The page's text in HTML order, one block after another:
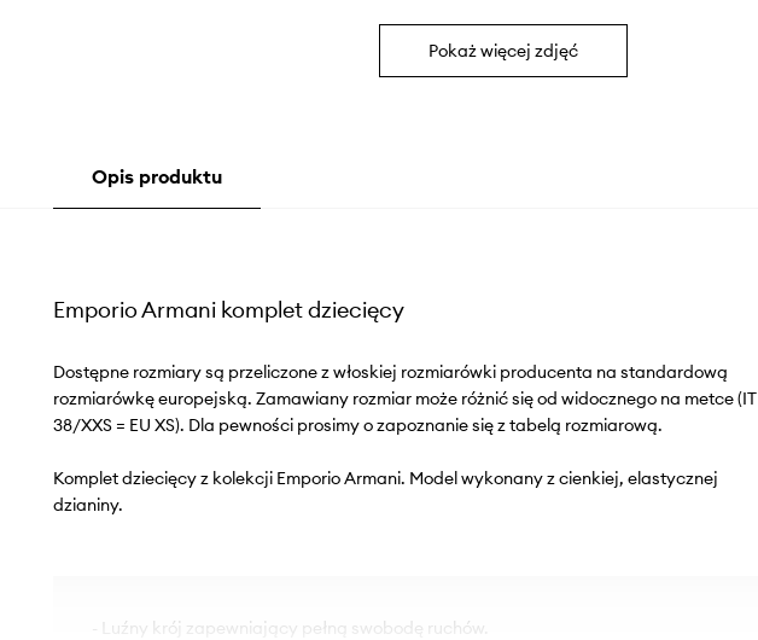
Pokaż więcej zdjęć
Opis produktu
Emporio Armani komplet dziecięcy
Dostępne rozmiary są przeliczone z włoskiej rozmiarówki producenta na standardową
rozmiarówkę europejską. Zamawiany rozmiar może różnić się od widocznego na metce (IT
38/XXS = EU XS). Dla pewności prosimy o zapoznanie się z tabelą rozmiarową.
Komplet dziecięcy z kolekcji Emporio Armani. Model wykonany z cienkiej, elastycznej
dzianiny.
- Luźny krój zapewniający pełną swobodę ruchów.